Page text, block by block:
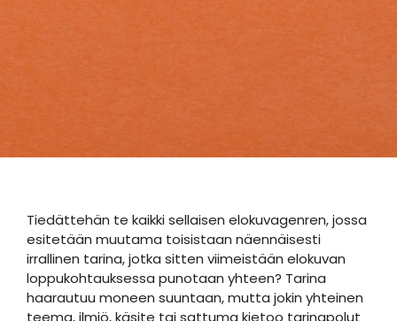
Tiedättehän te kaikki sellaisen elokuvagenren, jossa
esitetään muutama toisistaan näennäisesti
irrallinen tarina, jotka sitten viimeistään elokuvan
loppukohtauksessa punotaan yhteen? Tarina
haarautuu moneen suuntaan, mutta jokin yhteinen
teema, ilmiö, käsite tai sattuma kietoo tarinapolut